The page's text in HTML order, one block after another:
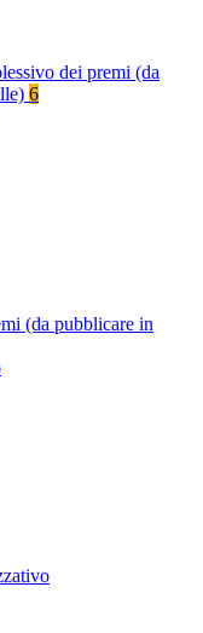
dei premi (da
6
(da pubblicare in